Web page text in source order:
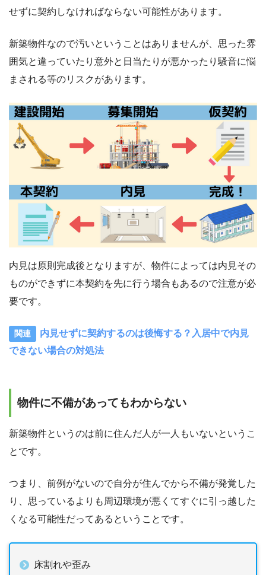
せずに契約しなければならない可能性があります。
新築物件なので汚いということはありませんが、思った雰
囲気と違っていたり意外と日当たりが悪かったり騒音に悩
まされる等のリスクがあります。
内見は原則完成後となりますが、物件によっては内見その
ものができずに本契約を先に行う場合もあるので注意が必
要です。
内見せずに契約するのは後悔する？入居中で内見
できない場合の対処法
物件に不備があってもわからない
新築物件というのは前に住んだ人が一人もいないというこ
とです。
つまり、前例がないので自分が住んでから不備が発覚した
り、思っているよりも周辺環境が悪くてすぐに引っ越した
くなる可能性だってあるということです。
床割れや歪み